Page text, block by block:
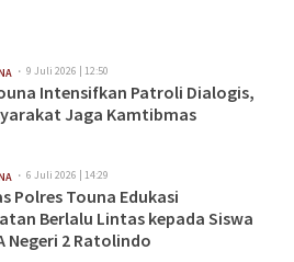
9 Juli 2026 | 12:50
Intensifkan Patroli Dialogis,
Jaga Kamtibmas
6 Juli 2026 | 14:29
Polres Touna Edukasi
Berlalu Lintas kepada Siswa
Negeri 2 Ratolindo